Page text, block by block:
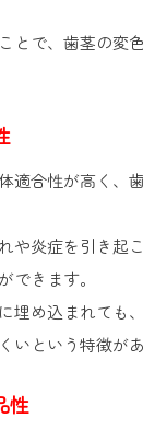
とで、歯茎の変
適合性が高く、
や炎症を引き起
できます。
埋め込まれても
いという特徴があ
性